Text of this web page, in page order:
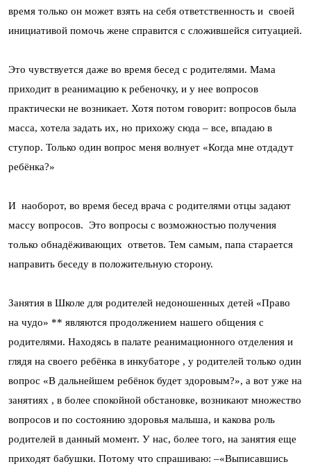
время только он может взять на себя ответственность и своей
инициативой помочь жене справится с сложившейся ситуацией.
Это чувствуется даже во время бесед с родителями. Мама
приходит в реанимацию к ребеночку, и у нее вопросов
практически не возникает. Хотя потом говорит: вопросов была
масса, хотела задать их, но прихожу сюда – все, впадаю в
ступор. Только один вопрос меня волнует «Когда мне отдадут
ребёнка?»
И наоборот, во время бесед врача с родителями отцы задают
массу вопросов. Это вопросы с возможностью получения
только обнадёживающих ответов. Тем самым, папа старается
направить беседу в положительную сторону.
Занятия в Школе для родителей недоношенных детей «Право
на чудо» ** являются продолжением нашего общения с
родителями. Находясь в палате реанимационного отделения и
глядя на своего ребёнка в инкубаторе , у родителей только один
вопрос «В дальнейшем ребёнок будет здоровым?», а вот уже на
занятиях , в более спокойной обстановке, возникают множество
вопросов и по состоянию здоровья малыша, и какова роль
родителей в данный момент. У нас, более того, на занятия еще
приходят бабушки. Потому что спрашиваю: –«Выписавшись